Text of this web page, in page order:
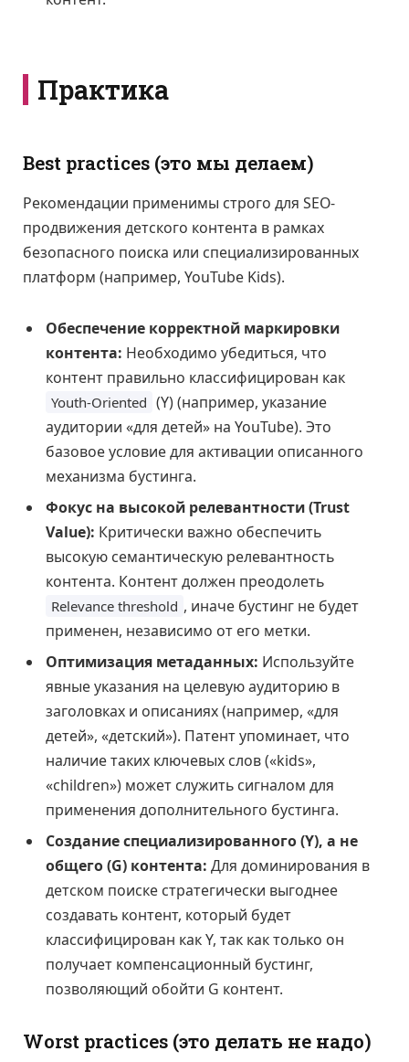
Практика
Best practices (это мы делаем)
Рекомендации применимы строго для SEO-
продвижения детского контента в рамках
безопасного поиска или специализированных
платформ (например, YouTube Kids).
Обеспечение корректной маркировки
контента: Необходимо убедиться, что
контент правильно классифицирован как
Youth-Oriented (Y) (например, указание
аудитории «для детей» на YouTube). Это
базовое условие для активации описанного
механизма бустинга.
Фокус на высокой релевантности (Trust
Value): Критически важно обеспечить
высокую семантическую релевантность
контента. Контент должен преодолеть
Relevance threshold , иначе бустинг не будет
применен, независимо от его метки.
Оптимизация метаданных: Используйте
явные указания на целевую аудиторию в
заголовках и описаниях (например, «для
детей», «детский»). Патент упоминает, что
наличие таких ключевых слов («kids»,
«children») может служить сигналом для
применения дополнительного бустинга.
Создание специализированного (Y), а не
общего (G) контента: Для доминирования в
детском поиске стратегически выгоднее
создавать контент, который будет
классифицирован как Y, так как только он
получает компенсационный бустинг,
позволяющий обойти G контент.
Worst practices (это делать не надо)